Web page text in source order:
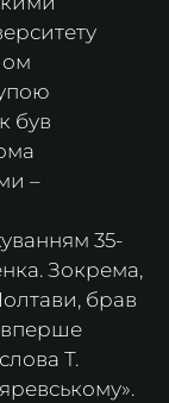
був
–
35-
Зокрема,
брав
вперше
Т.